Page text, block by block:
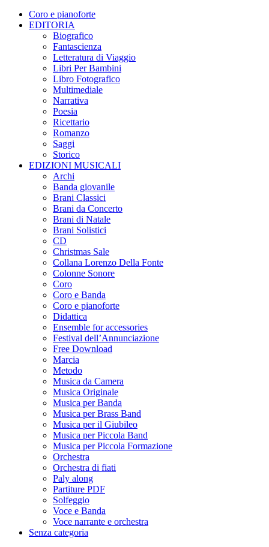
Coro e pianoforte
EDITORIA
Biografico
Fantascienza
Letteratura di Viaggio
Libri Per Bambini
Libro Fotografico
Multimediale
Narrativa
Poesia
Ricettario
Romanzo
Saggi
Storico
EDIZIONI MUSICALI
Archi
Banda giovanile
Brani Classici
Brani da Concerto
Brani di Natale
Brani Solistici
CD
Christmas Sale
Collana Lorenzo Della Fonte
Colonne Sonore
Coro
Coro e Banda
Coro e pianoforte
Didattica
Ensemble for accessories
Festival dell’Annunciazione
Free Download
Marcia
Metodo
Musica da Camera
Musica Originale
Musica per Banda
Musica per Brass Band
Musica per il Giubileo
Musica per Piccola Band
Musica per Piccola Formazione
Orchestra
Orchestra di fiati
Paly along
Partiture PDF
Solfeggio
Voce e Banda
Voce narrante e orchestra
Senza categoria